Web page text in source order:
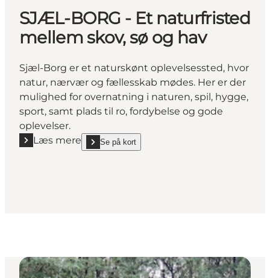
SJÆL-BORG - Et naturfristed
mellem skov, sø og hav
Sjæl-Borg er et naturskønt oplevelsessted, hvor
natur, nærvær og fællesskab mødes. Her er der
mulighed for overnatning i naturen, spil, hygge,
sport, samt plads til ro, fordybelse og gode
oplevelser.
Læs mere
Læs mere "SJÆL-BORG - Et naturfristed mellem
Se på kort
show SJÆL-BORG - Et naturfristed mellem skov,